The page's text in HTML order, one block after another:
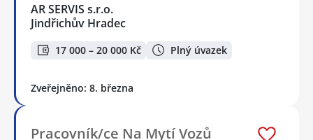
AR SERVIS s.r.o.
Jindřichův Hradec
17 000 – 20 000 Kč Plný úvazek
Zveřejněno: 8. března
Pracovník/ce Na Mytí Vozů